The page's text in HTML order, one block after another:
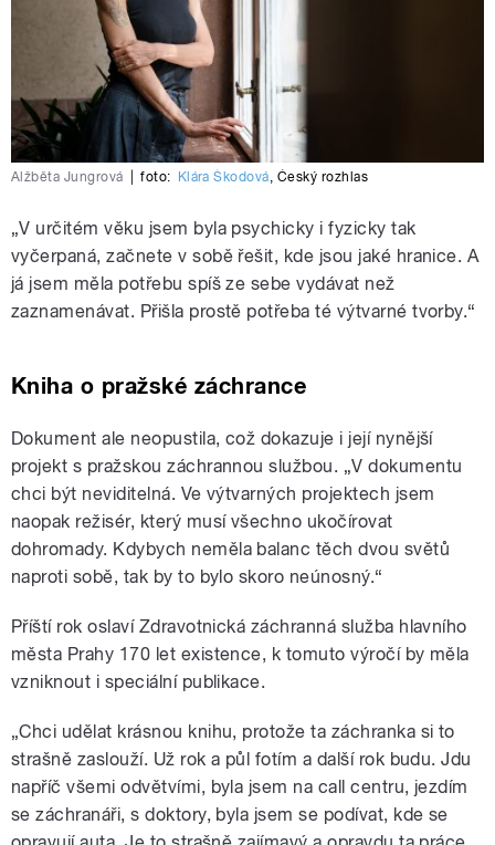
Alžběta Jungrová foto: Klára Škodová, Český rozhlas
„V určitém věku jsem byla psychicky i fyzicky tak
vyčerpaná, začnete v sobě řešit, kde jsou jaké hranice. A
já jsem měla potřebu spíš ze sebe vydávat než
zaznamenávat. Přišla prostě potřeba té výtvarné tvorby.“
Kniha o pražské záchrance
Dokument ale neopustila, což dokazuje i její nynější
projekt s pražskou záchrannou službou. „V dokumentu
chci být neviditelná. Ve výtvarných projektech jsem
naopak režisér, který musí všechno ukočírovat
dohromady. Kdybych neměla balanc těch dvou světů
naproti sobě, tak by to bylo skoro neúnosný.“
Příští rok oslaví Zdravotnická záchranná služba hlavního
města Prahy 170 let existence, k tomuto výročí by měla
vzniknout i speciální publikace.
„Chci udělat krásnou knihu, protože ta záchranka si to
strašně zaslouží. Už rok a půl fotím a další rok budu. Jdu
napříč všemi odvětvími, byla jsem na call centru, jezdím
se záchranáři, s doktory, byla jsem se podívat, kde se